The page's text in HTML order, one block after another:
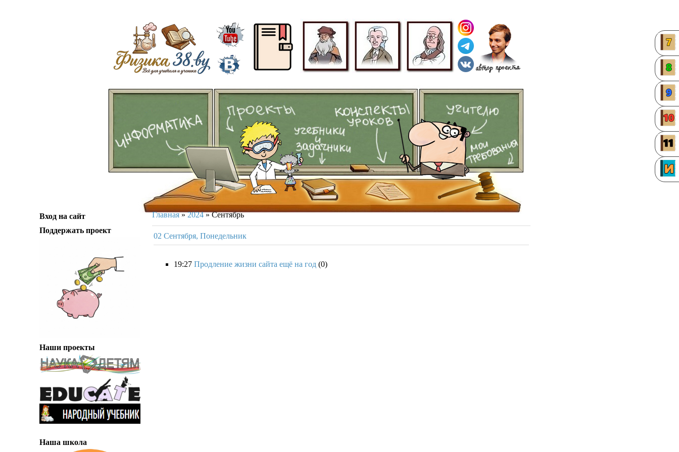
ᅠ
Вход на сайт
Поддержать проект
Наши проекты
Наша школа
Главная»2024 » Сентябрь
02 Сентября, Понедельник
19:27 Продление жизни сайта ещё на год (0)